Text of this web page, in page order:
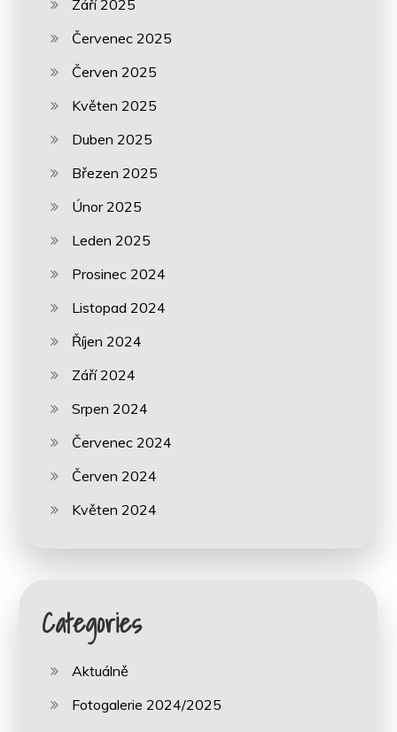
Září 2025
Červenec 2025
Červen 2025
Květen 2025
Duben 2025
Březen 2025
Únor 2025
Leden 2025
Prosinec 2024
Listopad 2024
Říjen 2024
Září 2024
Srpen 2024
Červenec 2024
Červen 2024
Květen 2024
Categories
Aktuálně
Fotogalerie 2024/2025